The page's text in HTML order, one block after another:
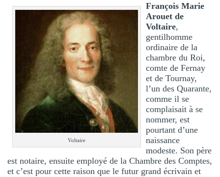
Voltaire
François Marie
Arouet de
Voltaire,
gentilhomme
ordinaire de la
chambre du Roi,
comte de Fernay
et de Tournay,
l’un des Quarante,
comme il se
complaisait à se
nommer, est
pourtant d’une
naissance
modeste. Son père
est notaire, ensuite employé de la Chambre des Comptes,
et c’est pour cette raison que le futur grand écrivain et